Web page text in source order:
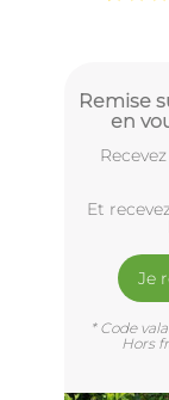
Remise
en
Et
Je
* Code
Hors